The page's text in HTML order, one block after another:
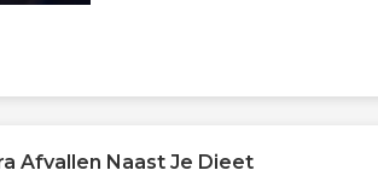
Afvallen Naast Je Dieet